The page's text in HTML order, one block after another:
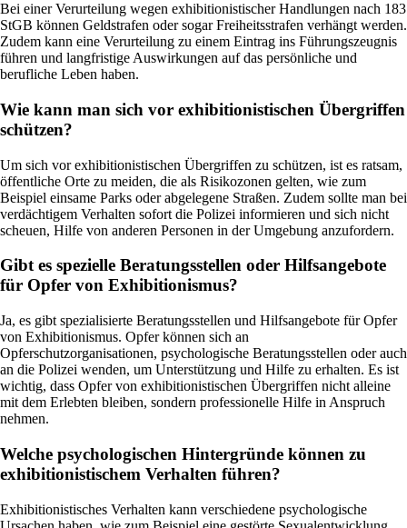
Bei einer Verurteilung wegen exhibitionistischer Handlungen nach 183
StGB können Geldstrafen oder sogar Freiheitsstrafen verhängt werden.
Zudem kann eine Verurteilung zu einem Eintrag ins Führungszeugnis
führen und langfristige Auswirkungen auf das persönliche und
berufliche Leben haben.
Wie kann man sich vor exhibitionistischen Übergriffen
schützen?
Um sich vor exhibitionistischen Übergriffen zu schützen, ist es ratsam,
öffentliche Orte zu meiden, die als Risikozonen gelten, wie zum
Beispiel einsame Parks oder abgelegene Straßen. Zudem sollte man bei
verdächtigem Verhalten sofort die Polizei informieren und sich nicht
scheuen, Hilfe von anderen Personen in der Umgebung anzufordern.
Gibt es spezielle Beratungsstellen oder Hilfsangebote
für Opfer von Exhibitionismus?
Ja, es gibt spezialisierte Beratungsstellen und Hilfsangebote für Opfer
von Exhibitionismus. Opfer können sich an
Opferschutzorganisationen, psychologische Beratungsstellen oder auch
an die Polizei wenden, um Unterstützung und Hilfe zu erhalten. Es ist
wichtig, dass Opfer von exhibitionistischen Übergriffen nicht alleine
mit dem Erlebten bleiben, sondern professionelle Hilfe in Anspruch
nehmen.
Welche psychologischen Hintergründe können zu
exhibitionistischem Verhalten führen?
Exhibitionistisches Verhalten kann verschiedene psychologische